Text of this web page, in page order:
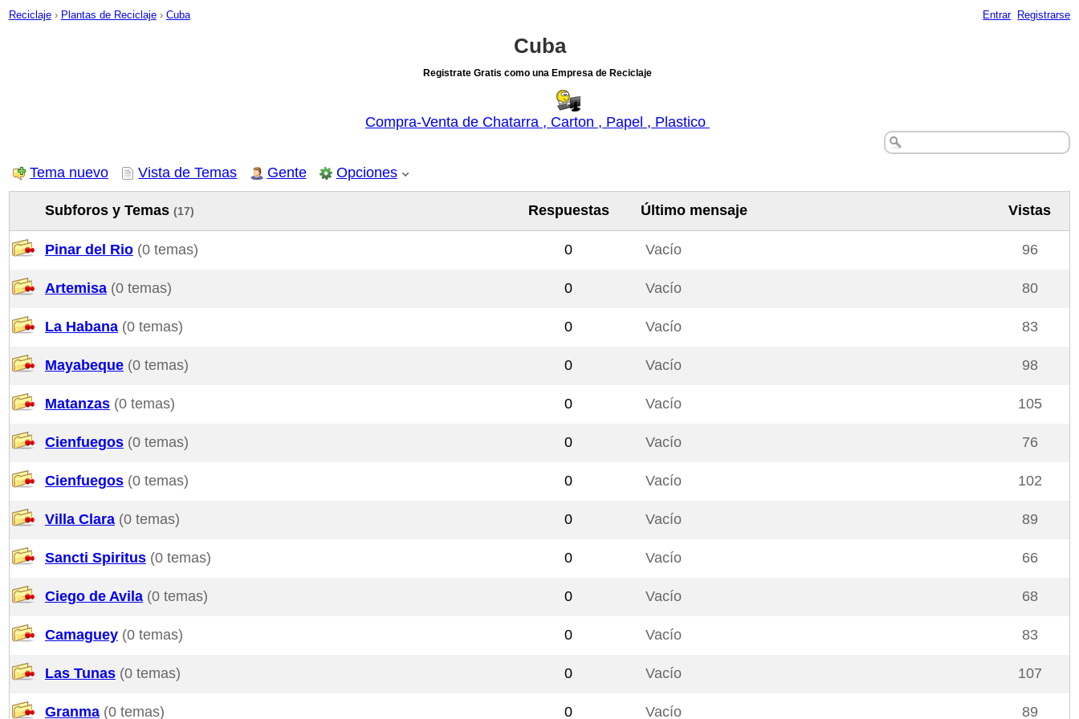
Reciclaje › Plantas de Reciclaje › Cuba Entrar Registrarse
Cuba
Registrate Gratis como una Empresa de Reciclaje
Compra-Venta de Chatarra , Carton , Papel , Plastico
Tema nuevo Vista de Temas Gente Opciones
Subforos y Temas (17) Respuestas Último mensaje Vistas
Pinar del Rio (0 temas) 0 Vacío 96
Artemisa (0 temas) 0 Vacío 80
La Habana (0 temas) 0 Vacío 83
Mayabeque (0 temas) 0 Vacío 98
Matanzas (0 temas) 0 Vacío 105
Cienfuegos (0 temas) 0 Vacío 76
Cienfuegos (0 temas) 0 Vacío 102
Villa Clara (0 temas) 0 Vacío 89
Sancti Spiritus (0 temas) 0 Vacío 66
Ciego de Avila (0 temas) 0 Vacío 68
Camaguey (0 temas) 0 Vacío 83
Las Tunas (0 temas) 0 Vacío 107
Granma (0 temas) 0 Vacío 89